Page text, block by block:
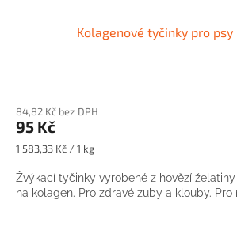
Kolagenové tyčinky pro psy
84,82 Kč bez DPH
95 Kč
Měrná
1 583,33 Kč / 1 kg
Žvýkací tyčinky vyrobené z hovězí
na kolagen. Pro zdravé zuby a klouby. Pro